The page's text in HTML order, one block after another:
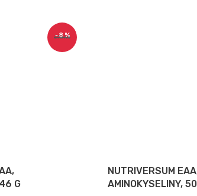
490 Kč
–8 %
G
NUTRIVERSUM
AMINOKYSELINY,